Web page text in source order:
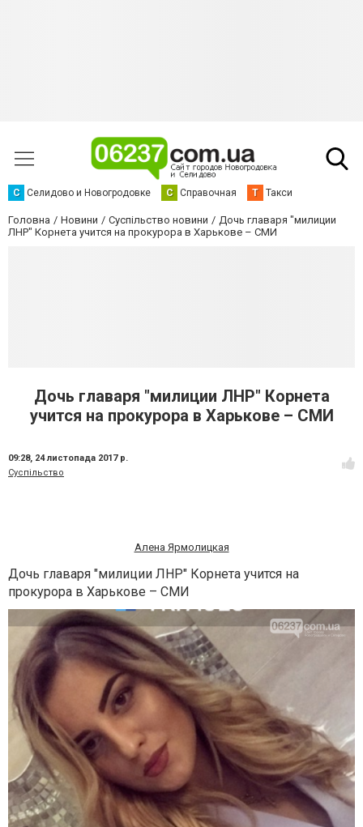
С Селидово и Новогродовке С Справочная Т Такси
Головна Новини Суспільство новини
Дочь главаря "милиции
ЛНР" Корнета учится на прокурора в Харькове – СМИ
Дочь главаря "милиции ЛНР" Корнета
учится на прокурора в Харькове – СМИ
09:28, 24 листопада 2017 р.
Суспільство
Алена Ярмолицкая
Дочь главаря "милиции ЛНР" Корнета учится на
прокурора в Харькове – СМИ